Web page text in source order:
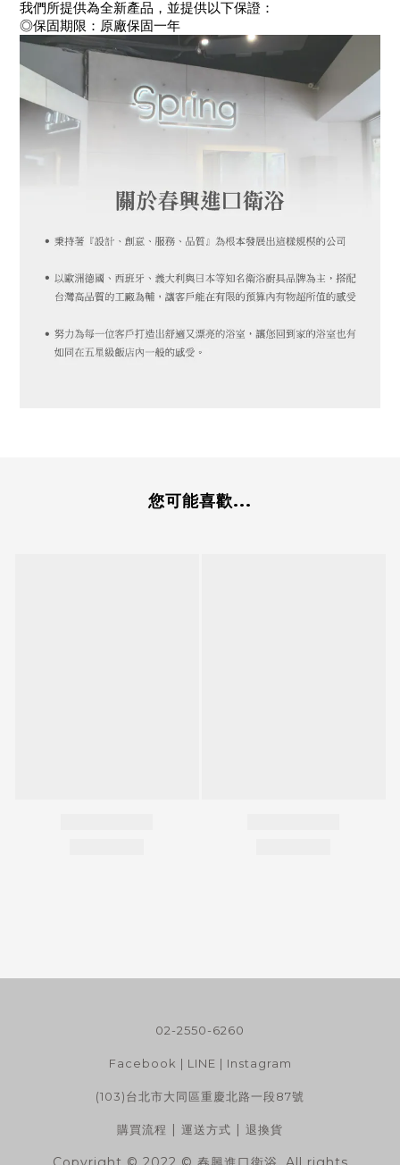
我們所提供為全新產品，並提供以下保證：
◎保固期限：原廠保固一年
您可能喜歡...
02-2550-6260
Facebook | LINE | Instagram
(103)台北市大同區重慶北路一段87號
購買流程 | 運送方式 | 退換貨